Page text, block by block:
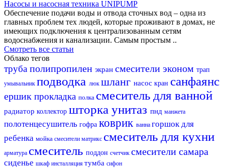
Насосы и насосная техника UNIPUMP
Обеспечение подачи воды и отвода сточных вод – одна из
главных проблем тех людей, которые проживают в домах, не
имеющих подключения к централизованным сетям
водоснабжения и канализации. Самым простым ..
Смотреть все статьи
Облако тегов
труба полипропилен экран смесители эконом трап
умывальник подводка люк шланг насос кран санфаянс
ершик прокладка полка смеситель для ванной
радиатор коллектор шторка унитаз пнд манжета
полотенцесушитель гофра коврик ванна горшок для
ребенка мойка смесители матрикс смеситель для кухни
арматура смеситель поддон счетчик смесители самара
сиденье шкаф инсталляция тумба сифон